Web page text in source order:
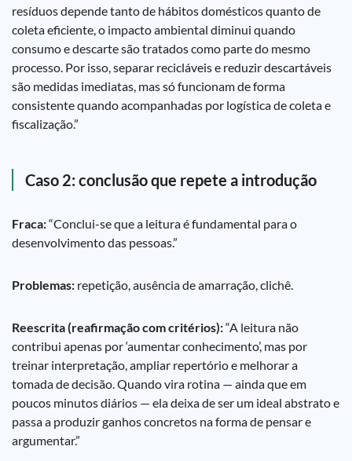
resíduos depende tanto de hábitos domésticos quanto de
coleta eficiente, o impacto ambiental diminui quando
consumo e descarte são tratados como parte do mesmo
processo. Por isso, separar recicláveis e reduzir descartáveis
são medidas imediatas, mas só funcionam de forma
consistente quando acompanhadas por logística de coleta e
fiscalização.”
Caso 2: conclusão que repete a introdução
Fraca:“Conclui-se que a leitura é fundamental para o
desenvolvimento das pessoas.”
Problemas: repetição, ausência de amarração, clichê.
Reescrita (reafirmação com critérios):“A leitura não
contribui apenas por ‘aumentar conhecimento’, mas por
treinar interpretação, ampliar repertório e melhorar a
tomada de decisão. Quando vira rotina — ainda que em
poucos minutos diários — ela deixa de ser um ideal abstrato e
passa a produzir ganhos concretos na forma de pensar e
argumentar.”